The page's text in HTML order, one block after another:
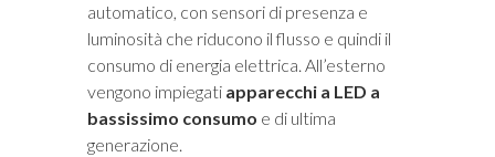
automatico, con sensori di presenza e
luminosità che riducono il flusso e quindi il
consumo di energia elettrica. All’esterno
vengono impiegati apparecchi a LED a
bassissimo consumo e di ultima
generazione.